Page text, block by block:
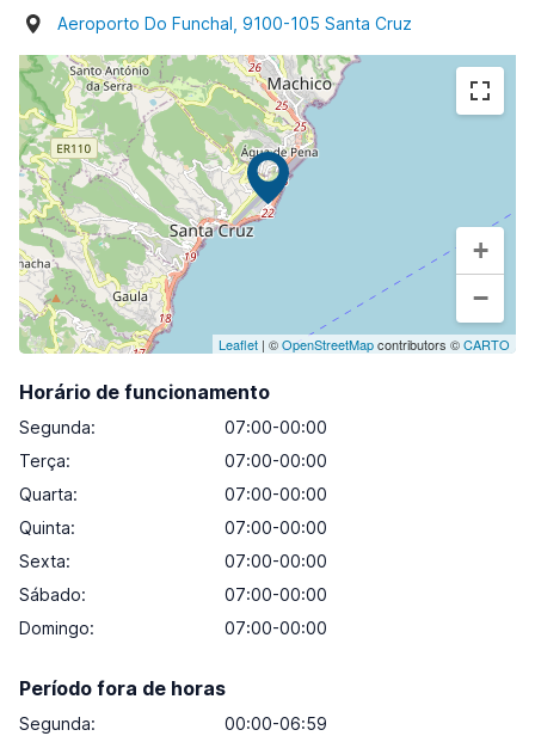
Aeroporto Do Funchal, 9100-105 Santa Cruz
+
−
Leaflet | ©OpenStreetMapcontributors ©CARTO
Horário de funcionamento
Segunda:
07:00-00:00
Terça:
07:00-00:00
Quarta:
07:00-00:00
Quinta:
07:00-00:00
Sexta:
07:00-00:00
Sábado:
07:00-00:00
Domingo: 07:00-00:00
Período fora de horas
Segunda:
00:00-06:59